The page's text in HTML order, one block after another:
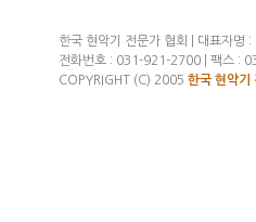
한국 현악기 전문가 협회 | 대표자명
전화번호 : 031-921-2700 | 팩스 :
COPYRIGHT (C) 2005 한국 현악기